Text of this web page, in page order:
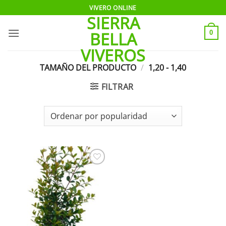
al
contenido
VIVERO ONLINE
SIERRA
BELLA
VIVEROS
0
TAMAÑO DEL PRODUCTO / 1,20 - 1,40
FILTRAR
Añadir
a la
lista de
deseos